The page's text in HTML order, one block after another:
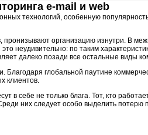
e-mail и web
технологий, особенную
пронизывают организацию изнутри. В
неудивительно: по таким
далеко позади все остальные виды
глобальной паутине
клиентов.
в себе не только блага. Тот, кто
них следует особо выделить потерю